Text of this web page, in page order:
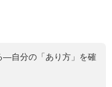
―自分の「あり方」を確